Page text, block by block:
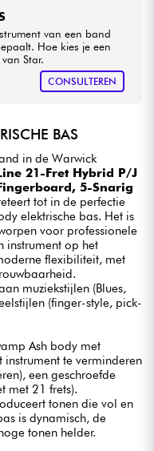
van een band
Hoe kies je een
Star.
CONSULTEREN
BAS
in de Warwick
21-Fret Hybrid P/J
5-Snarig
tot in de perfectie
elektrische bas. Het is
voor professionele
instrument op het
flexibiliteit, met
muziekstijlen (Blues,
(finger-style, pick-
Ash body met
instrument te verminderen
een geschroefde
met 21 frets).
tonen die vol en
is dynamisch, de
tonen helder.